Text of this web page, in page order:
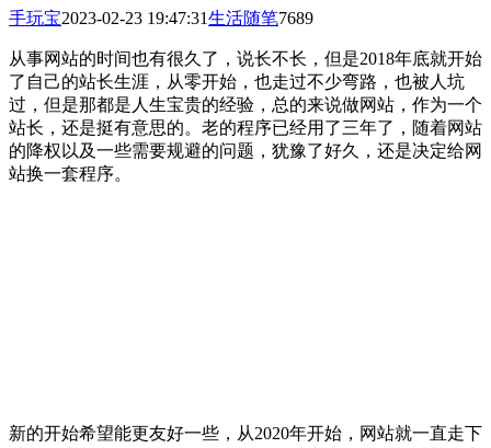
手玩宝2023-02-23 19:47:31生活随笔7689
从事网站的时间也有很久了，说长不长，但是2018年底就开始
了自己的站长生涯，从零开始，也走过不少弯路，也被人坑
过，但是那都是人生宝贵的经验，总的来说做网站，作为一个
站长，还是挺有意思的。老的程序已经用了三年了，随着网站
的降权以及一些需要规避的问题，犹豫了好久，还是决定给网
站换一套程序。
新的开始希望能更友好一些，从2020年开始，网站就一直走下